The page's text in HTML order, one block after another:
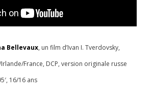
Bellevaux, un film d’Ivan I. Tverdovsky,
France, DCP, version originale russe
16/16 ans